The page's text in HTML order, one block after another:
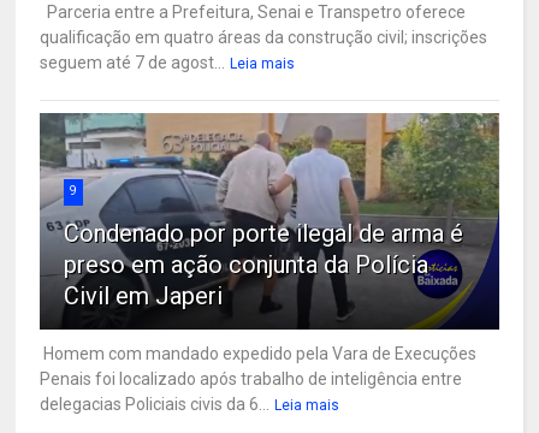
Parceria entre a Prefeitura, Senai e Transpetro oferece
qualificação em quatro áreas da construção civil; inscrições
seguem até 7 de agost...
Leia mais
9
Condenado por porte ilegal de arma é
preso em ação conjunta da Polícia
Civil em Japeri
Homem com mandado expedido pela Vara de Execuções
Penais foi localizado após trabalho de inteligência entre
delegacias Policiais civis da 6...
Leia mais